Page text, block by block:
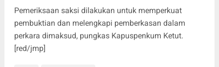
Pemeriksaan saksi dilakukan untuk memperkuat
pembuktian dan melengkapi pemberkasan dalam
perkara dimaksud, pungkas Kapuspenkum Ketut.
[red/jmp]